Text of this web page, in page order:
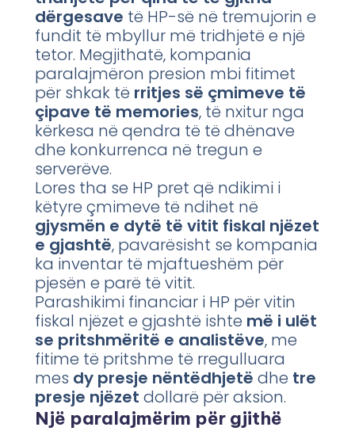
dërgesave të HP-së në tremujorin e
fundit të mbyllur më tridhjetë e një
tetor. Megjithatë, kompania
paralajmëron presion mbi fitimet
për shkak të rritjes së çmimeve të
çipave të memories, të nxitur nga
kërkesa në qendra të të dhënave
dhe konkurrenca në tregun e
serverëve.
Lores tha se HP pret që ndikimi i
këtyre çmimeve të ndihet në
gjysmën e dytë të vitit fiskal njëzet
e gjashtë, pavarësisht se kompania
ka inventar të mjaftueshëm për
pjesën e parë të vitit.
Parashikimi financiar i HP për vitin
fiskal njëzet e gjashtë ishte më i ulët
se pritshmëritë e analistëve, me
fitime të pritshme të rregulluara
mes dy presje nëntëdhjetë dhe tre
presje njëzet dollarë për aksion.
Një paralajmërim për gjithë